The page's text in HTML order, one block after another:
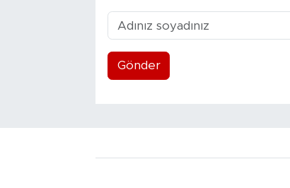
Gönder